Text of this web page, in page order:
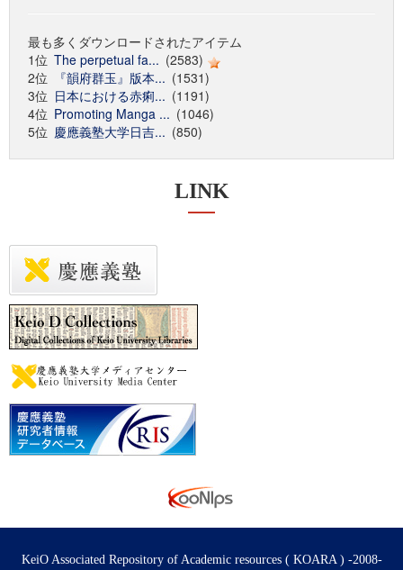
最も多くダウンロードされたアイテム
1位 The perpetual fa... (2583)
2位
『韻府群玉』版本... (1531)
3位 日本における赤痢... (1191)
4位 Promoting Manga ... (1046)
5位 慶應義塾大学日吉... (850)
LINK
KeiO Associated Repository of Academic resources ( KOARA ) -2008-